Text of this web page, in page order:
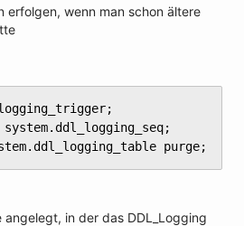
erfolgen, wenn man schon ältere
purge;
in der das DDL_Logging